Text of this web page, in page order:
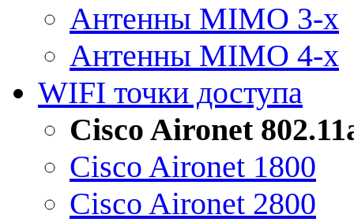
Антенны MIMO 3-x
Антенны MIMO 4-x
WIFI точки доступа
Cisco Aironet
Cisco Aironet 1800
Cisco Aironet 2800